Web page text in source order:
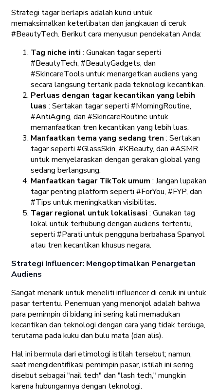
Strategi tagar berlapis adalah kunci untuk
memaksimalkan keterlibatan dan jangkauan di ceruk
#BeautyTech. Berikut cara menyusun pendekatan Anda:
Tag niche inti : Gunakan tagar seperti
#BeautyTech, #BeautyGadgets, dan
#SkincareTools untuk menargetkan audiens yang
secara langsung tertarik pada teknologi kecantikan.
Perluas dengan tagar kecantikan yang lebih
luas : Sertakan tagar seperti #MorningRoutine,
#AntiAging, dan #SkincareRoutine untuk
memanfaatkan tren kecantikan yang lebih luas.
Manfaatkan tema yang sedang tren : Sertakan
tagar seperti #GlassSkin, #KBeauty, dan #ASMR
untuk menyelaraskan dengan gerakan global yang
sedang berlangsung.
Manfaatkan tagar TikTok umum : Jangan lupakan
tagar penting platform seperti #ForYou, #FYP, dan
#Tips untuk meningkatkan visibilitas.
Tagar regional untuk lokalisasi : Gunakan tag
lokal untuk terhubung dengan audiens tertentu,
seperti #Parati untuk pengguna berbahasa Spanyol
atau tren kecantikan khusus negara.
Strategi Influencer: Mengoptimalkan Penargetan
Audiens
Sangat menarik untuk meneliti influencer di ceruk ini untuk
pasar tertentu. Penemuan yang menonjol adalah bahwa
para pemimpin di bidang ini sering kali memadukan
kecantikan dan teknologi dengan cara yang tidak terduga,
terutama pada kuku dan bulu mata (dan alis).
Hal ini bermula dari etimologi istilah tersebut; namun,
saat mengidentifikasi pemimpin pasar, istilah ini sering
disebut sebagai "nail tech" dan "lash tech," mungkin
karena hubungannya dengan teknologi.